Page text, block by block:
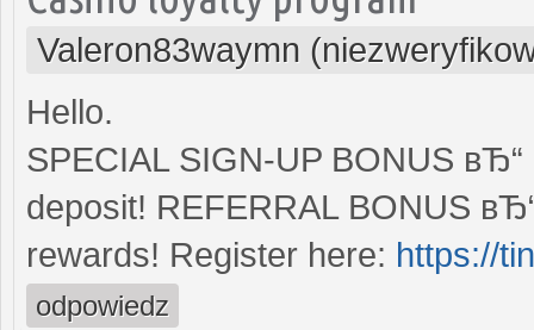
Valeron83waymn
Hello.
SPECIAL SIGN-UP BONUS
deposit! REFERRAL BONUS
rewards! Register here: https://
odpowiedz